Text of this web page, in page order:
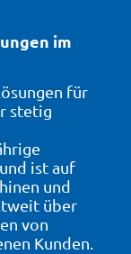
im
für
stetig
ist auf
und
über
von
Kunden.